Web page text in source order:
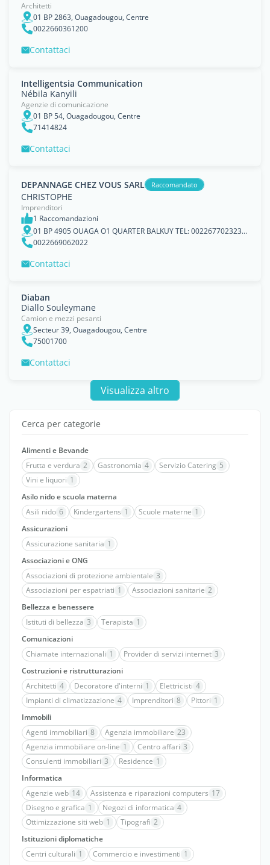
Architetti
01 BP 2863, Ouagadougou, Centre
0022660361200
Contattaci
Intelligentsia Communication
Nébila Kanyili
Agenzie di comunicazione
01 BP 54, Ouagadougou, Centre
71414824
Contattaci
DEPANNAGE CHEZ VOUS SARL Raccomandato
CHRISTOPHE
Imprenditori
1 Raccomandazioni
01 BP 4905 OUAGA O1 QUARTER BALKUY TEL: 0022677023236 / 00226 69062022, Ouagadougou, Centre
0022669062022
Contattaci
Diaban
Diallo Souleymane
Camion e mezzi pesanti
Secteur 39, Ouagadougou, Centre
75001700
Contattaci
Visualizza altro
Cerca per categorie
Alimenti e Bevande
Frutta e verdura 2 Gastronomia 4 Servizio Catering 5
Vini e liquori 1
Asilo nido e scuola materna
Asili nido 6 Kindergartens 1 Scuole materne 1
Assicurazioni
Assicurazione sanitaria 1
Associazioni e ONG
Associazioni di protezione ambientale 3
Associazioni per espatriati 1 Associazioni sanitarie 2
Bellezza e benessere
Istituti di bellezza 3 Terapista 1
Comunicazioni
Chiamate internazionali 1 Provider di servizi internet 3
Costruzioni e ristrutturazioni
Architetti 4 Decoratore d'interni 1 Elettricisti 4
Impianti di climatizzazione 4 Imprenditori 8 Pittori 1
Immobili
Agenti immobiliari 8 Agenzia immobiliare 23
Agenzia immobiliare on-line 1 Centro affari 3
Consulenti immobiliari 3 Residence 1
Informatica
Agenzie web 14 Assistenza e riparazioni computers 17
Disegno e grafica 1 Negozi di informatica 4
Ottimizzazione siti web 1 Tipografi 2
Istituzioni diplomatiche
Centri culturali 1 Commercio e investimenti 1